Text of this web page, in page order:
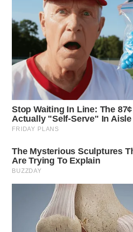
SUKABUMI
WN
PURWAKARTA
WN
PRIANGAN
TIMUR
WN
SEMARANG
WN
SOLO
BOROBUDUR
WN